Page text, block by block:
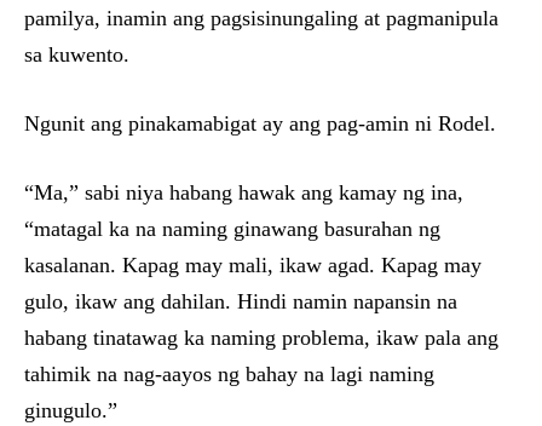
pamilya, inamin ang pagsisinungaling at pagmanipula
sa kuwento.
Ngunit ang pinakamabigat ay ang pag-amin ni Rodel.
“Ma,” sabi niya habang hawak ang kamay ng ina,
“matagal ka na naming ginawang basurahan ng
kasalanan. Kapag may mali, ikaw agad. Kapag may
gulo, ikaw ang dahilan. Hindi namin napansin na
habang tinatawag ka naming problema, ikaw pala ang
tahimik na nag-aayos ng bahay na lagi naming
ginugulo.”